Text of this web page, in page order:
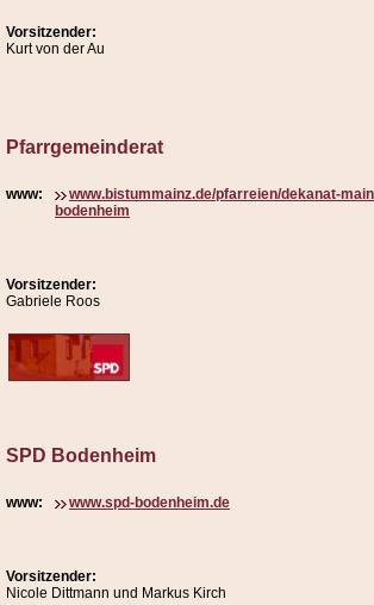
Vorsitzender:
Kurt von der Au
Pfarrgemeinderat
www:
www.bistummainz.de/pfarreien/dekanat-
bodenheim
Vorsitzender:
Gabriele Roos
SPD Bodenheim
www: www.spd-bodenheim.de
Vorsitzender:
Nicole Dittmann und Markus Kirch